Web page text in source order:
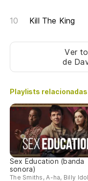
Kill The King
Ver
de
Playlists relacionadas
Sex Education (banda
sonora)
The Smiths, A-ha, Billy